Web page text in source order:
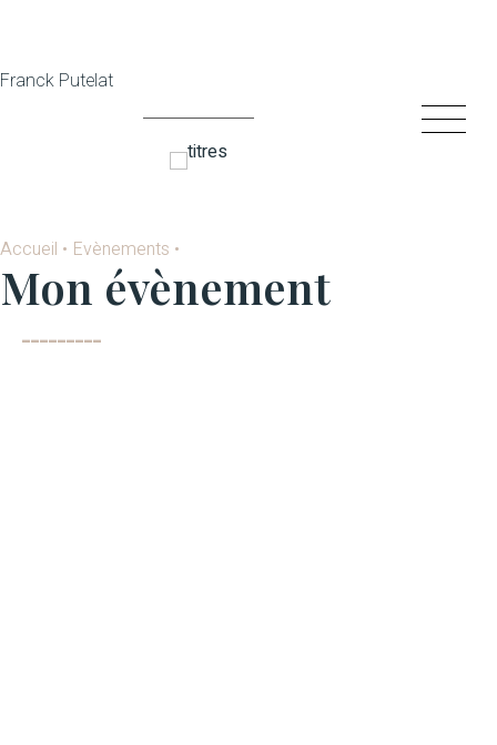
Franck Putelat
Accueil • Evènements •
Mon évènement